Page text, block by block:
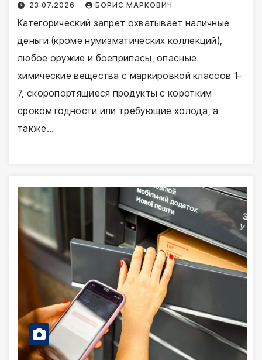
23.07.2026 БОРИС МАРКОВИЧ
Категорический запрет охватывает наличные
деньги (кроме нумизматических коллекций),
любое оружие и боеприпасы, опасные
химические вещества с маркировкой классов 1–
7, скоропортящиеся продукты с коротким
сроком годности или требующие холода, а
также…